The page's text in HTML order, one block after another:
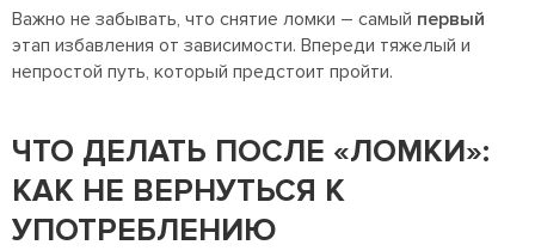
Важно не забывать, что снятие ломки – самый первый
этап избавления от зависимости. Впереди тяжелый и
непростой путь, который предстоит пройти.
ЧТО ДЕЛАТЬ ПОСЛЕ «ЛОМКИ»:
КАК НЕ ВЕРНУТЬСЯ К
УПОТРЕБЛЕНИЮ